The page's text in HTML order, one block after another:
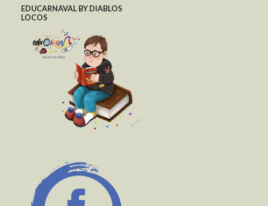
EDUCARNAVAL BY DIABLOS
LOCOS